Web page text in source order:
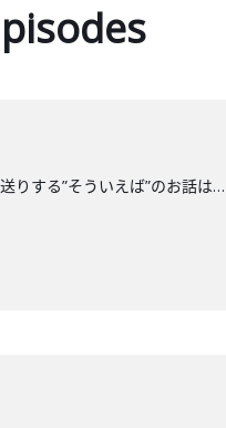
する”そういえば”のお話は